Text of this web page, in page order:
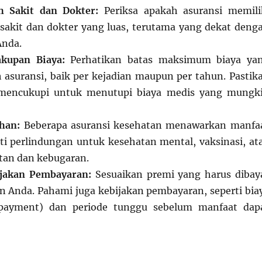
Sakit dan Dokter: Periksa apakah asuransi
dan dokter yang luas, terutama yang dekat
Biaya: Perhatikan batas maksimum biaya
baik per kejadian maupun per tahun.
untuk menutupi biaya medis yang
Beberapa asuransi kesehatan menawarkan
perlindungan untuk kesehatan mental, vaksinasi,
dan kebugaran.
Pembayaran: Sesuaikan premi yang harus
Anda. Pahami juga kebijakan pembayaran, seperti
dan periode tunggu sebelum manfaat